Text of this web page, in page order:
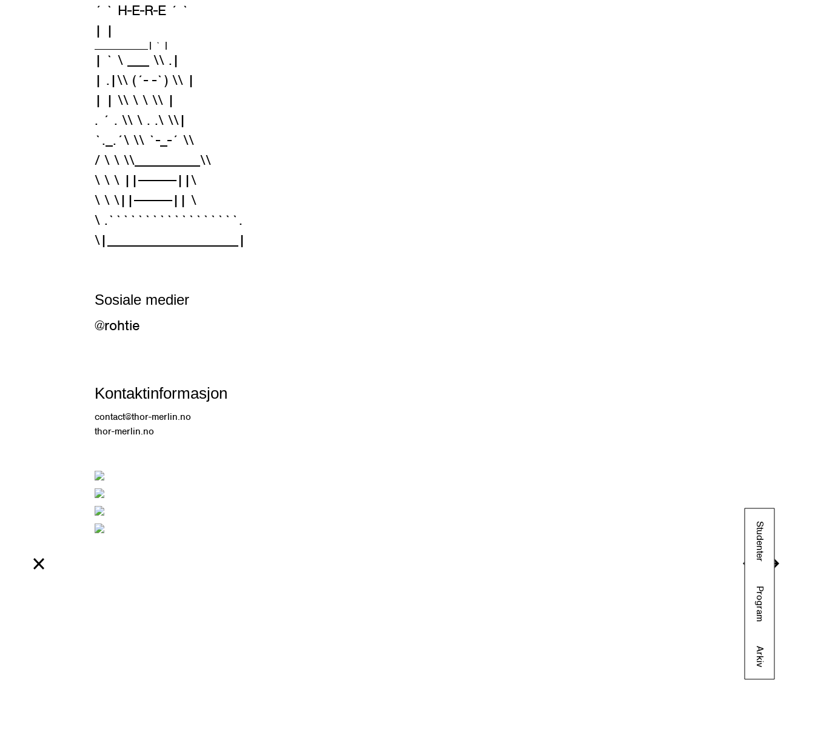
Studenter
Program
Arkiv
´ ` H-E-R-E ´ `
| |
___________| ` |
| ` \ ___ \\ .|
| .|\\ (´- -`) \\ |
| | \\ \ \ \\ |
. ´ . \\ \ . .\ \\|
`._.´\ \\ `-_-´ \\
/ \ \ \\_________\\
\ \ \ ||---------||\
\ \ \||---------|| \
\ .``````````````````.
\|__________________|
Sosiale medier
@rohtie
Kontaktinformasjon
contact@thor-merlin.no
thor-merlin.no